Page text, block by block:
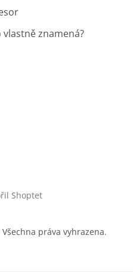
znamená?
Shoptet
Všechna práva vyhrazena.